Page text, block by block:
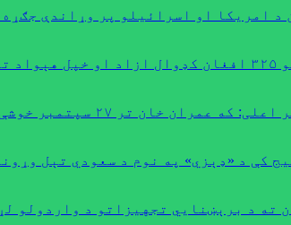
د امریکا او اسرائیلو پر وړاندې
سپتمبر خوشې نه شي اسلام‌آباد به کلابند کړو
کې د «ډېزي» په نوم د سعودي تېل
ته د برېښنايي تجهیزاتو د واردولو